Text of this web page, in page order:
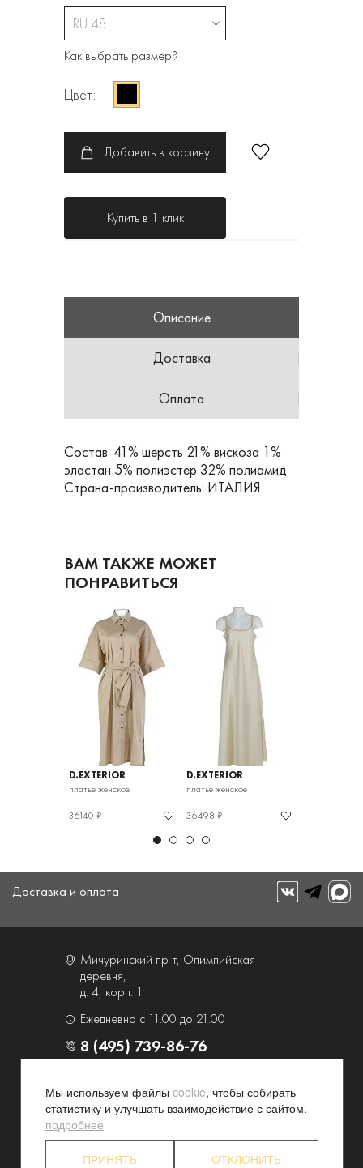
RU 48
Как выбрать размер?
Цвет:
Добавить в корзину
Купить в 1 клик
Описание
Доставка
Оплата
Состав: 41% шерсть 21% вискоза 1%
эластан 5% полиэстер 32% полиамид
Страна-производитель: ИТАЛИЯ
ВАМ ТАКЖЕ МОЖЕТ
ПОНРАВИТЬСЯ
D.EXTERIOR
платье женское
36140 ₽
D.EXTERIOR
платье женское
36498 ₽
Доставка и оплата
Мичуринский пр-т, Олимпийская
деревня,
д. 4, корп. 1
Ежедневно с 11.00 до 21.00
8 (495) 739-86-76
Услуги
Контакты и схема проезда
Наши преимущества
Программа лояльности
Мы используем файлы cookie, чтобы собирать
статистику и улучшать взаимодействие с сайтом.
подробнее
ПРИНЯТЬ ОТКЛОНИТЬ